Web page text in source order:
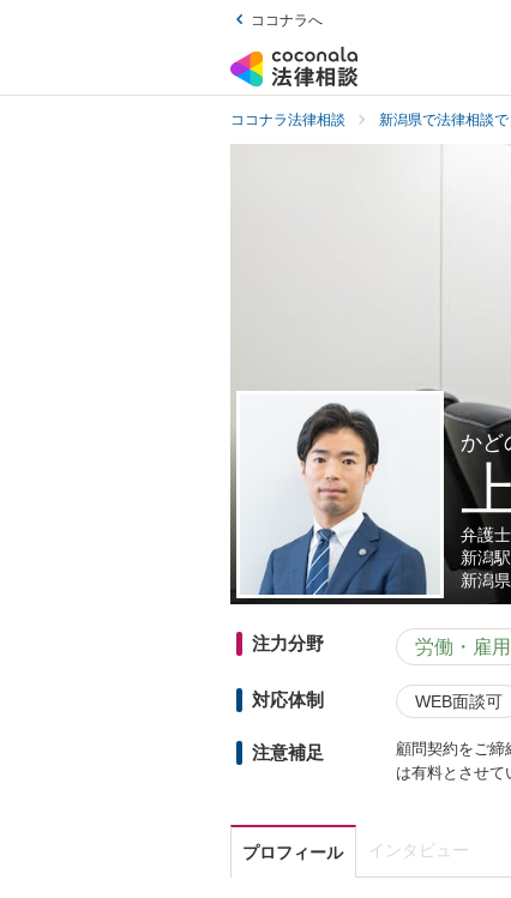
ココナラへ
ココナラ法律相談 新潟県で法律相談
かど
弁護
新潟駅
新潟県
注力分野 労働・雇用
対応体制 WEB面談可
注意補足
顧問契約をご締
は有料とさせて
プロフィール インタビュー